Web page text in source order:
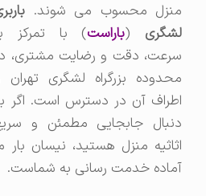
منزل محسوب می شوند.باربری
لشگری(باراست) با تمرکز بر
سرعت، دقت و رضایت مشتری، در
محدوده بزرگراه لشگری تهران و
اطراف آن در دسترس است. اگر به
دنبال جابجایی مطمئن و سریع
اثاثیه منزل هستید، نیسان بار ما
آماده خدمت رسانی به شماست.